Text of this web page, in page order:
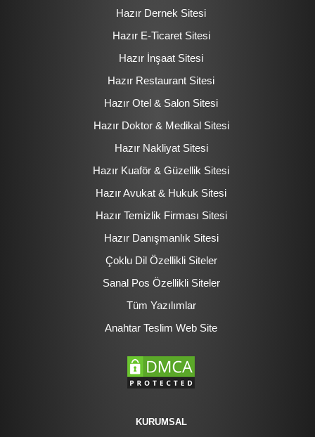
Hazır Dernek Sitesi
Hazır E-Ticaret Sitesi
Hazır İnşaat Sitesi
Hazır Restaurant Sitesi
Hazır Otel & Salon Sitesi
Hazır Doktor & Medikal Sitesi
Hazır Nakliyat Sitesi
Hazır Kuaför & Güzellik Sitesi
Hazır Avukat & Hukuk Sitesi
Hazır Temizlik Firması Sitesi
Hazır Danışmanlık Sitesi
Çoklu Dil Özellikli Siteler
Sanal Pos Özellikli Siteler
Tüm Yazılımlar
Anahtar Teslim Web Site
KURUMSAL